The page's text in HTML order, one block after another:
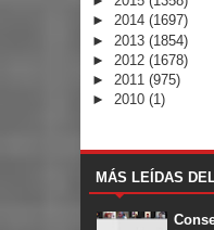
► 2014 (1697)
► 2013 (1854)
► 2012 (1678)
► 2011 (975)
► 2010 (1)
MÁS LEÍDAS